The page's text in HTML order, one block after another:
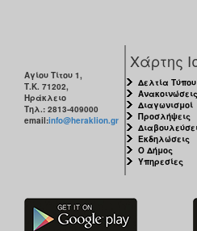
Αγίου Τίτου 1,
Τ.Κ. 71202,
Ηράκλειο
Τηλ.: 2813-409000
email:info@heraklion.gr
Χάρτης
Δελτία Τύπου
Ανακοινώσεις
Διαγωνισμοί
Προσλήψεις
Εκδηλώσεις
Ο Δήμος
Υπηρεσίες